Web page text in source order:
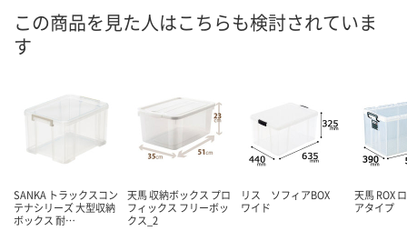
8月7日（金）
カゴへ
この商品を見た人はこちらも検討されていま
す
SANKA トラックスコン
テナシリーズ 大型収納
ボックス 耐…
天馬 収納ボックス プロ
フィックス フリーボッ
クス_2
リス ソフィアBOX
ワイド
天馬 ROX
アタイプ